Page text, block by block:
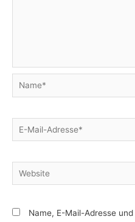
Name*
E-
Mail-
Website
Name, E-Mail-Adresse